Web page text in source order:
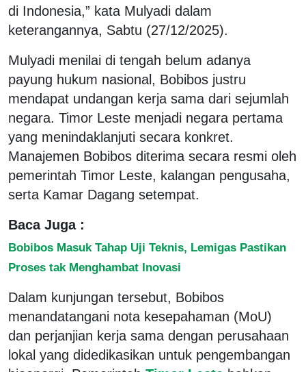
di Indonesia,” kata Mulyadi dalam
keterangannya, Sabtu (27/12/2025).
Mulyadi menilai di tengah belum adanya
payung hukum nasional, Bobibos justru
mendapat undangan kerja sama dari sejumlah
negara. Timor Leste menjadi negara pertama
yang menindaklanjuti secara konkret.
Manajemen Bobibos diterima secara resmi oleh
pemerintah Timor Leste, kalangan pengusaha,
serta Kamar Dagang setempat.
Baca Juga :
Bobibos Masuk Tahap Uji Teknis, Lemigas Pastikan
Proses tak Menghambat Inovasi
Dalam kunjungan tersebut, Bobibos
menandatangani nota kesepahaman (MoU)
dan perjanjian kerja sama dengan perusahaan
lokal yang didedikasikan untuk pengembangan